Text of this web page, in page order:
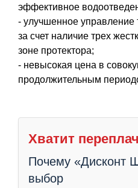
эффективное
- улучшенное управление
за счет наличие трех
зоне протектора;
- невысокая цена в
продолжительным
Хватит
Почему «Дисконт
выбор